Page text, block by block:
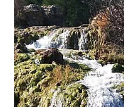
de
entradas